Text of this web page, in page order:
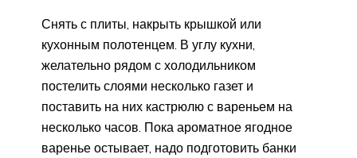
Снять с плиты, накрыть крышкой или
кухонным полотенцем. В углу кухни,
желательно рядом с холодильником
постелить слоями несколько газет и
поставить на них кастрюлю с вареньем на
несколько часов. Пока ароматное ягодное
варенье остывает, надо подготовить банки